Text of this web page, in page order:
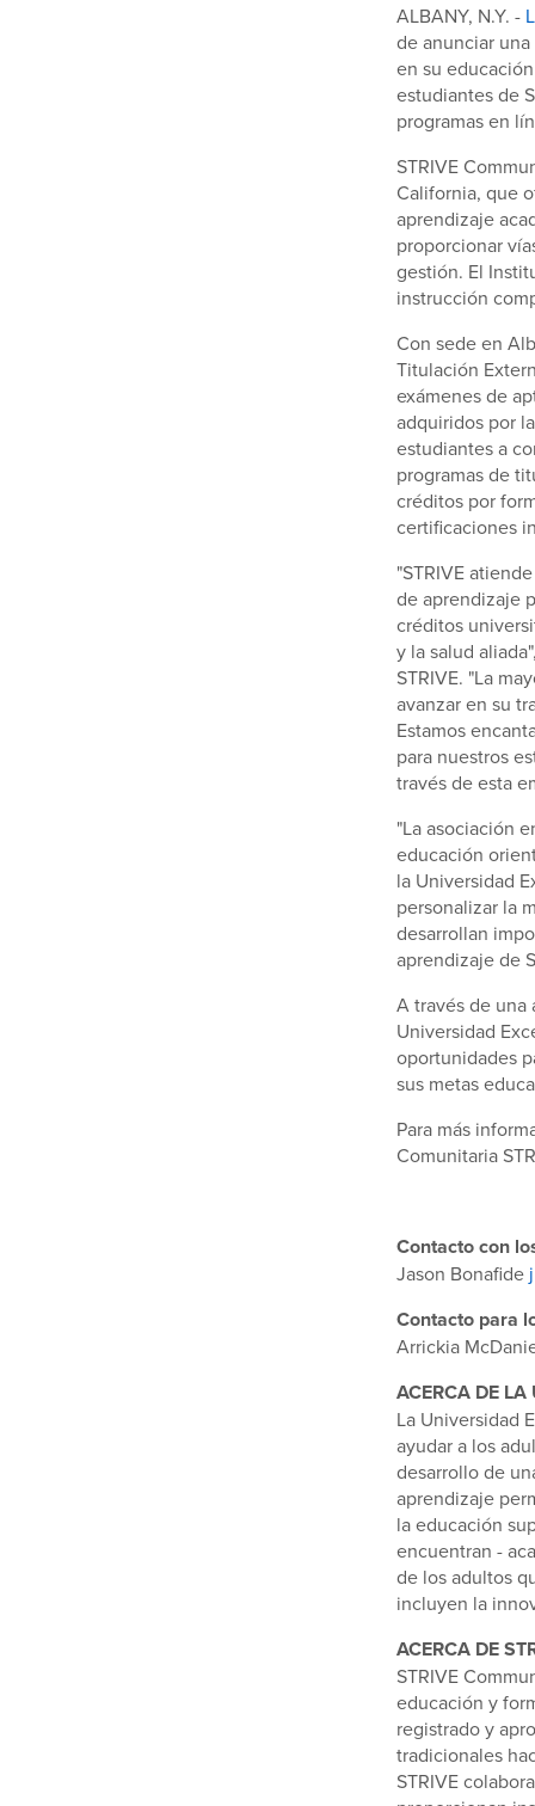
ALBANY, N.Y. -
de anunciar
en su
estudiantes de
programas en
STRIVE
California, que
aprendizaje
proporcionar
gestión. El
instrucción
Con sede en
Titulación
exámenes de
adquiridos por
estudiantes a
programas de
créditos por
certificaciones
"STRIVE
de aprendizaje
créditos
y la salud
STRIVE. "La
avanzar en su
Estamos
para nuestros
través de esta
"La asociación
educación
la Universidad
personalizar la
desarrollan
aprendizaje de
A través de
Universidad
oportunidades
sus metas
Para más
Comunitaria
Contacto con
Jason Bonafide
Contacto para
Arrickia
ACERCA DE LA
La Universidad
ayudar a los
desarrollo de
aprendizaje
la educación
encuentran -
de los adultos
incluyen la
ACERCA DE
STRIVE
educación y
registrado y
tradicionales
STRIVE